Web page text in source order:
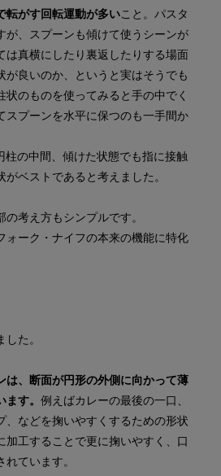
転がす回転運動が多いこと。パスタ
が、スプーンも傾けて使うシーンが
は真横にしたり裏返したりする場面
が良いのか、というと実はそうでも
状のものを使ってみると手の中でく
スプーンを水平に保つのも一手間か
柱の中間、傾けた状態でも指に接触
ベストであると考えました。
考え方もシンプルです。
ォーク・ナイフの本来の機能に特化
た。
は、断面が円形の外側に向かって薄
す。 例えばカレーの最後の一口、
、などを掬いやすくするための形状
加工することで更に掬いやすく、口
ています。